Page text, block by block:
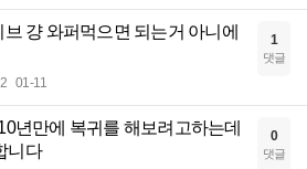
걍 와퍼먹으면 되는거 아니에
01-11
1
댓글
년만에 복귀를 해보려고하는데
니다
0
댓글